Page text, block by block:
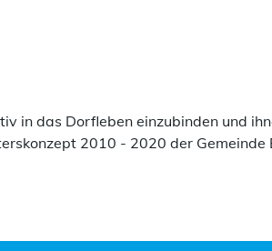
in das Dorfleben einzubinden und
2010 - 2020 der Gemeinde